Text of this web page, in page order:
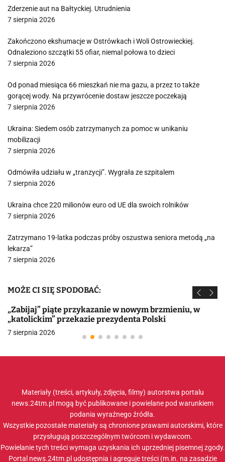
Zderzenie aut na Bałtyckiej. Utrudnienia
7 sierpnia 2026
Zakończono ekshumacje w Ostrówkach i Woli Ostrowieckiej.
Odnaleziono szczątki 55 ofiar, niemal połowa to dzieci
7 sierpnia 2026
Od ponad miesiąca 66 mieszkań nie ma gazu, a przez to także
gorącej wody. Na przywrócenie dostaw jeszcze poczekają
7 sierpnia 2026
Ukraina: Siedem osób zatrzymanych za pomoc w unikaniu
mobilizacji
7 sierpnia 2026
Odmówiła udziału w „tranzycji”. Wygrała ze szpitalem
7 sierpnia 2026
Ukraina chce 220 milionów euro od UE dla swoich rolników
7 sierpnia 2026
Zatrzymano 19-latka podczas próby oszustwa seniora metodą „na
lekarza”
7 sierpnia 2026
MOŻE CI SIĘ SPODOBAĆ:
„Zabijaj” piąte przykazanie w nowym brzmieniu, w
„katolickim” przekazie prezydenta Polski
7 sierpnia 2026
Materiały (treści, artykuły, zdjęcia, filmy) autorstwa portalu
news.24tm.pl mogą być publikowane i powielane pod warunkiem
podania wyraźnego źródła.
Wszystkie pozostałe materiały są chronione prawami autorskimi, które
przysługują poszczególnym twórcom i wydawcom.
Powielanie tych treści wymaga uzyskania ich uprzedniej pisemnej zgody.
Portal news.24tm.pl udostępnia i agreguje treści (m.in. na zasadzie